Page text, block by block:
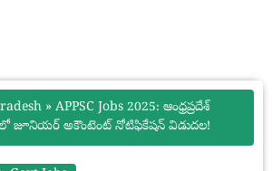
» APPSC Jobs 2025: ఆంధ్రప్రదేశ్
జూనియర్ అకౌంటెంట్ నోటిఫికేషన్ విడుదల!